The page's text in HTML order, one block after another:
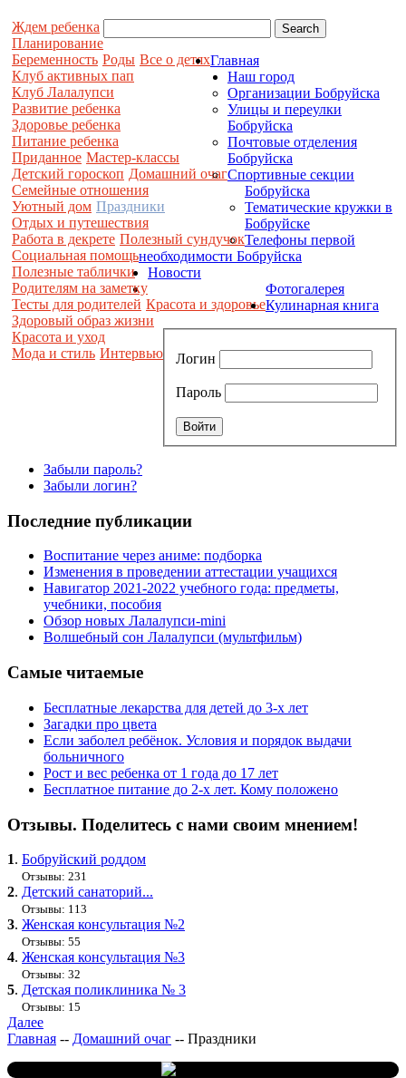
Ждем ребенка
Планирование
Беременность Роды Все о детях
Клуб активных пап
Клуб Лалалупси
Развитие ребенка
Здоровье ребенка
Питание ребенка
Приданное Мастер-классы
Детский гороскоп Домашний очаг
Семейные отношения
Уютный дом Праздники
Отдых и путешествия
Работа в декрете Полезный сундучок
Социальная помощь
Полезные таблички
Родителям на заметку
Тесты для родителей Красота и здоровье
Здоровый образ жизни
Красота и уход
Мода и стиль Интервью
Главная
Наш город
Организации Бобруйска
Улицы и переулки
Бобруйска
Почтовые отделения
Бобруйска
Спортивные секции
Бобруйска
Тематические кружки в
Бобруйске
Телефоны первой
необходимости Бобруйска
Новости
Фотогалерея
Кулинарная книга
Логин
Пароль
Забыли пароль?
Забыли логин?
Последние публикации
Воспитание через аниме: подборка
Изменения в проведении аттестации учащихся
Навигатор 2021-2022 учебного года: предметы,
учебники, пособия
Обзор новых Лалалупси-mini
Волшебный сон Лалалупси (мультфильм)
Самые читаемые
Бесплатные лекарства для детей до 3-х лет
Загадки про цвета
Если заболел ребёнок. Условия и порядок выдачи
больничного
Рост и вес ребенка от 1 года до 17 лет
Бесплатное питание до 2-х лет. Кому положено
Отзывы. Поделитесь с нами своим мнением!
1. Бобруйский роддом
Отзывы: 231
2. Детский санаторий...
Отзывы: 113
3. Женская консультация №2
Отзывы: 55
4. Женская консультация №3
Отзывы: 32
5. Детская поликлиника № 3
Отзывы: 15
Далее
Главная -- Домашний очаг -- Праздники